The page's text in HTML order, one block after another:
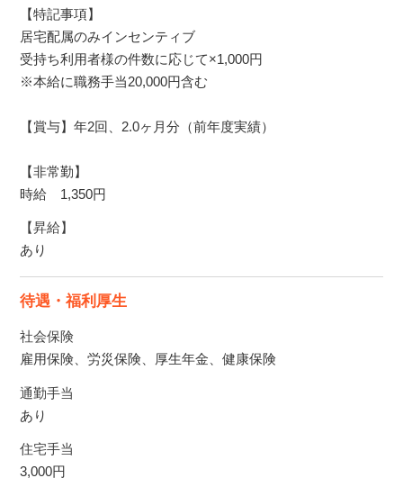
【特記事項】
居宅配属のみインセンティブ
受持ち利用者様の件数に応じて×1,000円
※本給に職務手当20,000円含む
【賞与】年2回、2.0ヶ月分（前年度実績）
【非常勤】
時給 1,350円
【昇給】
あり
待遇・福利厚生
社会保険
雇用保険、労災保険、厚生年金、健康保険
通勤手当
あり
住宅手当
3,000円